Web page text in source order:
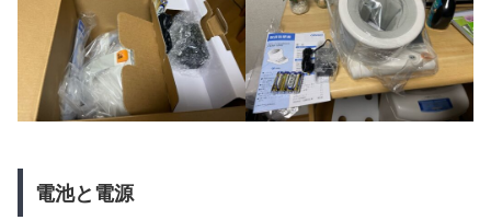
電池と電源